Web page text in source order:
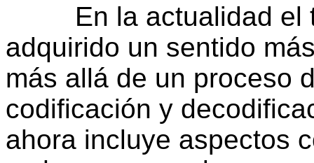
En la actualidad el
adquirido un sentido
más allá de un proceso
codificación y
ahora incluye aspectos